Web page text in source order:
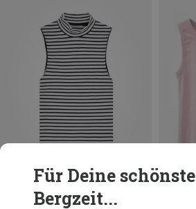
Du sparst 37%
Für Deine schönste
Bergzeit...